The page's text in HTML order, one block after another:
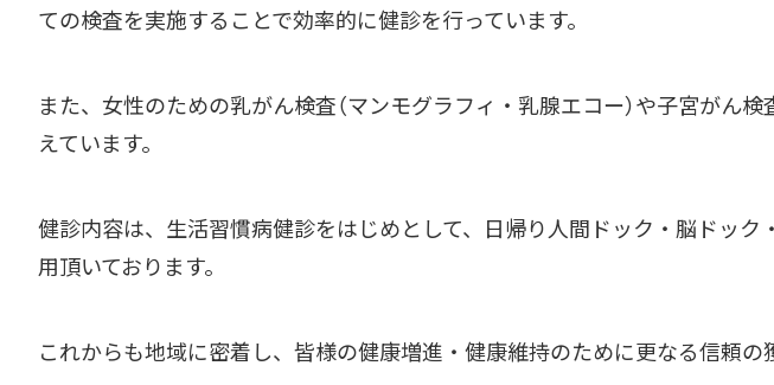
ての検査を実施することで効率的に健診を行っています。
また、女性のための乳がん検査（マンモグラフィ・乳腺エコー）や子宮がん
えています。
健診内容は、生活習慣病健診をはじめとして、日帰り人間ドック・脳ドッ
用頂いております。
これからも地域に密着し、皆様の健康増進・健康維持のために更なる信頼